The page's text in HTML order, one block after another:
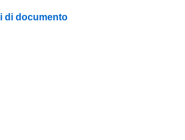
di documento